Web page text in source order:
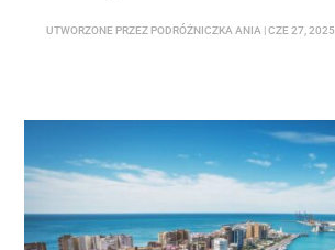
UTWORZONE PRZEZ PODRÓŻNICZKA ANIA |CZE 27, 2025